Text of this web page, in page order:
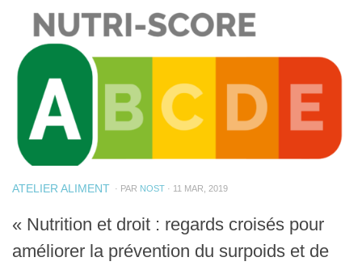
ATELIER ALIMENT · PAR NOST · 11 MAR, 2019
« Nutrition et droit : regards croisés pour
améliorer la prévention du surpoids et de